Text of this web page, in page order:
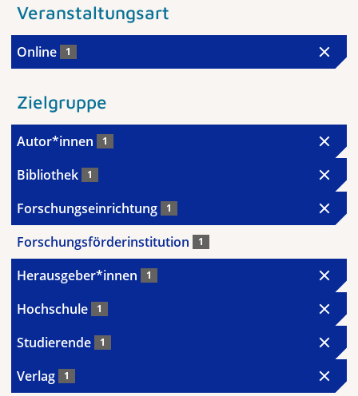
Veranstaltungsart
Online 1
Zielgruppe
Autor*innen 1
Bibliothek 1
Forschungseinrichtung 1
Forschungsförderinstitution 1
Herausgeber*innen 1
Hochschule 1
Studierende 1
Verlag 1